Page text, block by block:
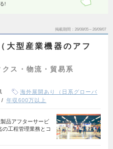
!
掲載期間 26/08/05～26/09/07
大型産業機器のアフ
ス・物流・貿易系
海外展開あり（日系グローバ
年収600万以上
品アフターサービ
の工程管理業務とコ